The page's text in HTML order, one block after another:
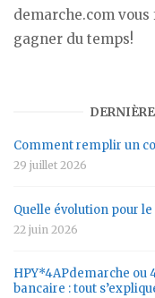
demarche.com
gagner du temps!
Comment remplir un
29 juillet 2026
Quelle évolution pour
22 juin 2026
HPY*4APdemarche ou
bancaire : tout